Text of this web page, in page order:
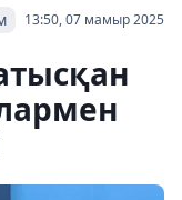
13:50, 07 мамыр 2025